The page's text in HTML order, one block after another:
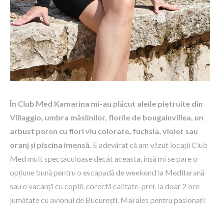
În Club Med Kamarina mi-au plăcut aleile pietruite din
Villaggio, umbra măslinilor, florile de bougainvillea, un
arbust peren cu flori viu colorate, fuchsia, violet sau
oranj și piscina imensă. E adevărat că am văzut locații Club
Med mult spectaculoase decât aceasta, însă mi se pare o
opțiune bună pentru o escapadă de weekend la Mediterană
sau o vacanță cu copiii, corectă calitate-preț, la doar 2 ore
jumătate cu avionul de București. Mai ales pentru pasionații